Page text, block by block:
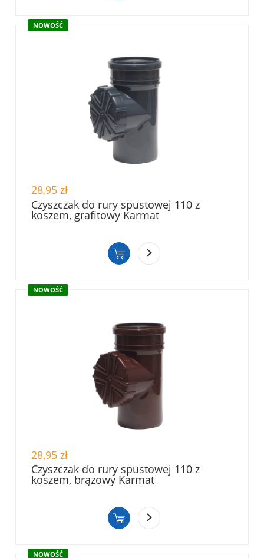
28,95 zł
Czyszczak do rury spustowej 110 z
koszem, grafitowy Karmat
NOWOŚĆ
28,95 zł
Czyszczak do rury spustowej 110 z
koszem, brązowy Karmat
NOWOŚĆ
NOWOŚĆ